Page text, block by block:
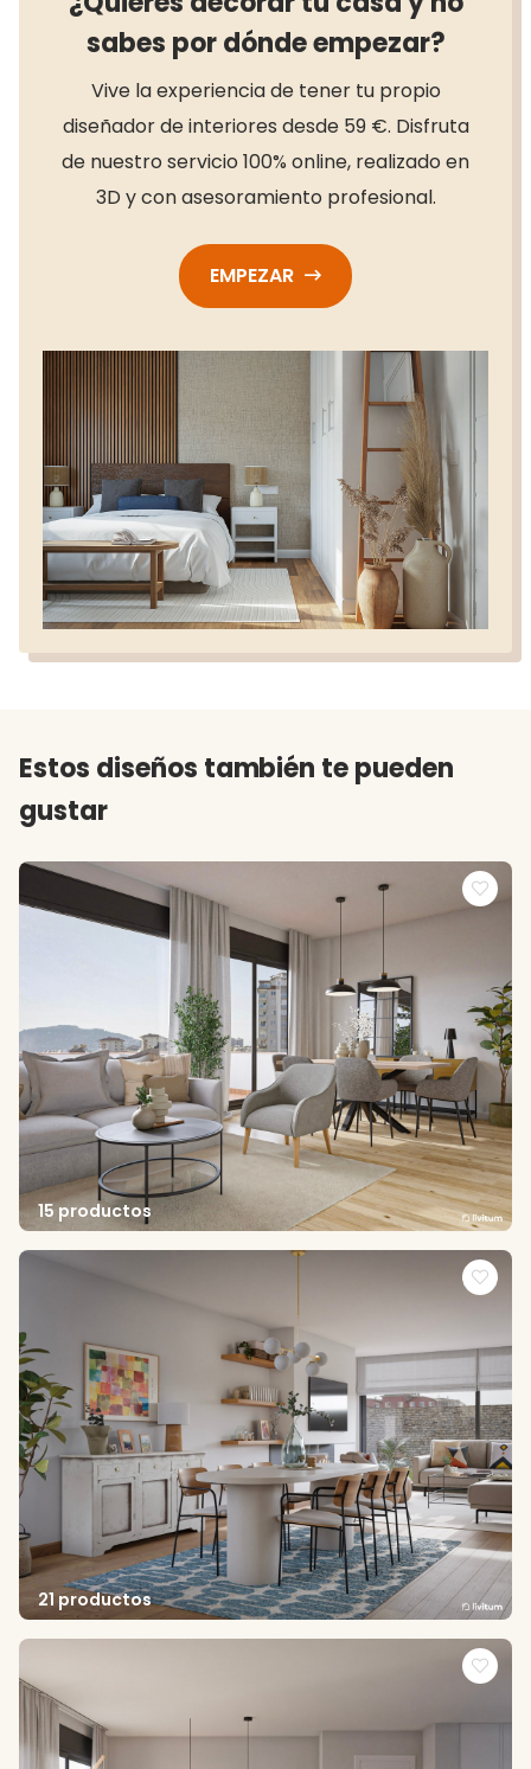
sabes por dónde empezar?
Vive la experiencia de tener tu propio
diseñador de interiores desde 59 €. Disfruta
de nuestro servicio 100% online, realizado en
3D y con asesoramiento profesional.
EMPEZAR
Estos diseños también te pueden
gustar
15 productos
21 productos